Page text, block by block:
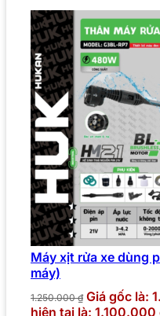
Máy xịt rửa xe dùng
máy)
1.250.000₫ Giá gốc là:
hiện tại là: 1.100.000